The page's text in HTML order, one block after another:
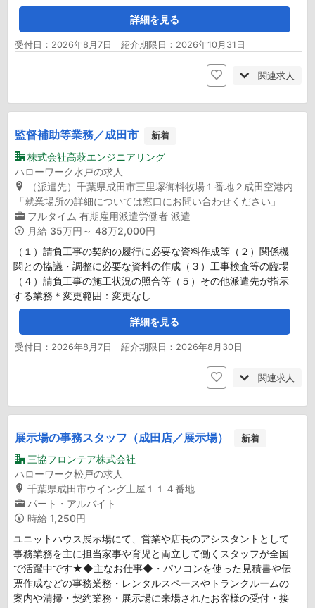
詳細を見る
受付日：2026年8月7日 紹介期限日：2026年10月31日
関連求人
監督補助等業務／成田市 新着
株式会社高萩エンジニアリング
ハローワーク水戸の求人
（派遣先）千葉県成田市三里塚御料牧場１番地２成田空港内
「就業場所の詳細については窓口にお問い合わせください」
フルタイム 有期雇用派遣労働者 派遣
月給 35万円～ 48万2,000円
（１）請負工事の契約の履行に必要な資料作成等（２）関係機
関との協議・調整に必要な資料の作成（３）工事検査等の臨場
（４）請負工事の施工状況の照合等（５）その他派遣先が指示
する業務＊変更範囲：変更なし
詳細を見る
受付日：2026年8月7日 紹介期限日：2026年8月30日
関連求人
展示場の事務スタッフ（成田店／展示場） 新着
三協フロンテア株式会社
ハローワーク松戸の求人
千葉県成田市ウイング土屋１１４番地
パート・アルバイト
時給 1,250円
ユニットハウス展示場にて、営業や店長のアシスタントとして
事務業務を主に担当家事や育児と両立して働くスタッフが全国
で活躍中です★◆主なお仕事◆・パソコンを使った見積書や伝
票作成などの事務業務・レンタルスペースやトランクルームの
案内や清掃・契約業務・展示場に来場されたお客様の受付・接